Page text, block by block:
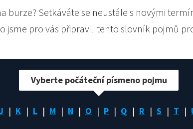
burze? Setkáváte se neustále s novými
jsme pro vás připravili tento slovník pojmů
K L M N O P Q R S T
Vyberte počáteční písmeno pojmu